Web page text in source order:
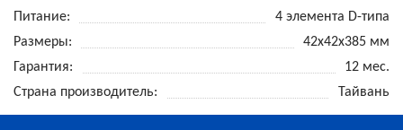
Питание
4 элемента D-типа
Размеры
42x42x385 мм
Гарантия
12 мес.
Страна производитель
Тайвань